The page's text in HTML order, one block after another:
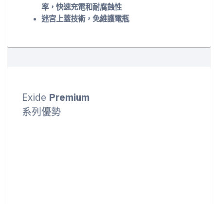
率，快速充電和耐腐蝕性
迷宮上蓋技術，免維護電瓶
Exide Premium
系列優勢